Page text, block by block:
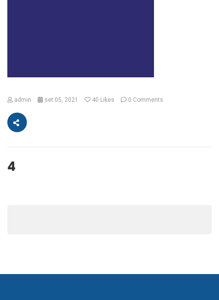
admin set 05, 2021 40 Likes 0 Comments
4